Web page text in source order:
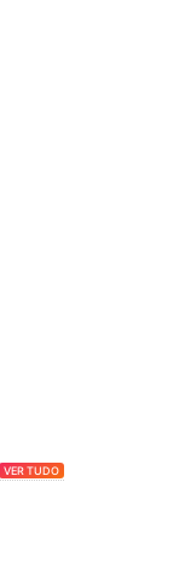
VER TUDO